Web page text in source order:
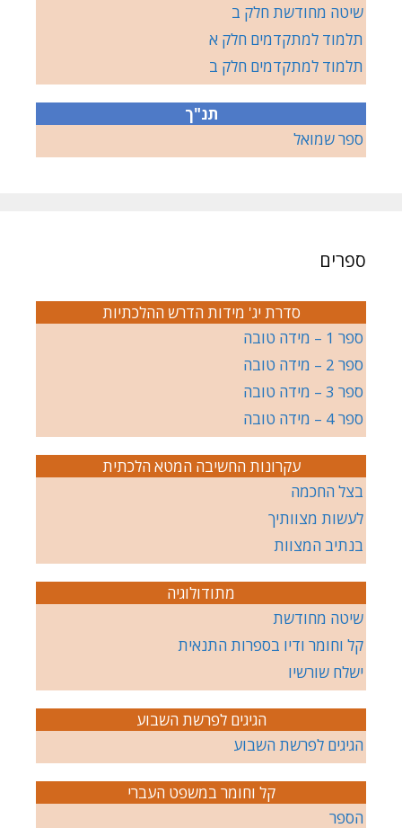
שיטה מחודשת חלק ב
תלמוד למתקדמים חלק א
תלמוד למתקדמים חלק ב
תנ"ך
ספר שמואל
ספרים
סדרת יג' מידות הדרש ההלכתיות
ספר 1 – מידה טובה
ספר 2 – מידה טובה
ספר 3 – מידה טובה
ספר 4 – מידה טובה
עקרונות החשיבה המטא הלכתית
בצל החכמה
לעשות מצוותיך
בנתיב המצוות
מתודולוגיה
שיטה מחודשת
קל וחומר ודיו בספרות התנאית
ישלח שורשיו
הגיגים לפרשת השבוע
הגיגים לפרשת השבוע
קל וחומר במשפט העברי
הספר